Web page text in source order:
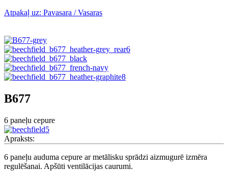
Atpakaļ uz: Pavasara / Vasaras
B677
6 paneļu cepure
Apraksts:
6 paneļu auduma cepure ar metālisku sprādzi aizmugurē izmēra
regulēšanai. Apšūti ventilācijas caurumi.